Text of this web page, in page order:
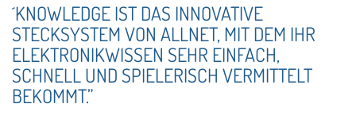
´KNOWLEDGE IST DAS INNOVATIVE
STECKSYSTEM VON ALLNET, MIT DEM IHR
ELEKTRONIKWISSEN SEHR EINFACH,
SCHNELL UND SPIELERISCH VERMITTELT
BEKOMMT.”